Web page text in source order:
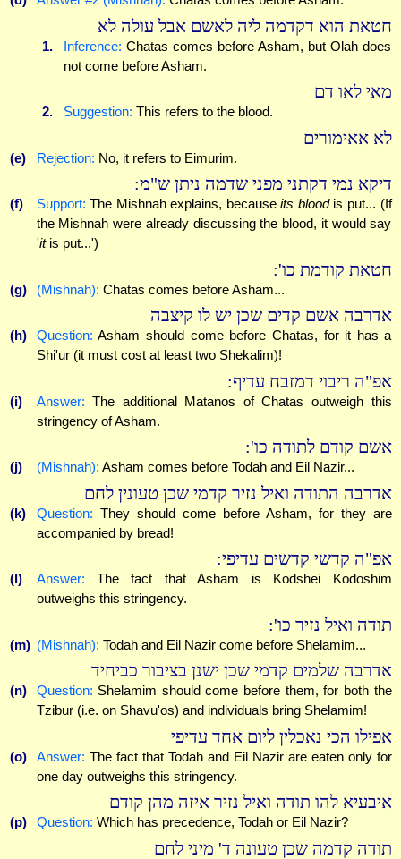
חטאת הוא דקדמה ליה לאשם אבל עולה לא
1. Inference: Chatas comes before Asham, but Olah does
not come before Asham.
מאי לאו דם
2. Suggestion: This refers to the blood.
לא אאימורים
(e) Rejection: No, it refers to Eimurim.
דיקא נמי דקתני מפני שדמה ניתן ש"מ:
(f) Support: The Mishnah explains, becauseits bloodis put... (If
the Mishnah were already discussing the blood, it would say
'itis put...')
חטאת קודמת כו':
(g) (Mishnah): Chatas comes before Asham...
אדרבה אשם קדים שכן יש לו קיצבה
(h) Question: Asham should come before Chatas, for it has a
Shi'ur (it must cost at least two Shekalim)!
אפ"ה ריבוי דמזבח עדיף:
(i) Answer: The additional Matanos of Chatas outweigh this
stringency of Asham.
אשם קודם לתודה כו':
(j) (Mishnah): Asham comes before Todah and Eil Nazir...
אדרבה התודה ואיל נזיר קדמי שכן טעונין לחם
(k) Question: They should come before Asham, for they are
accompanied by bread!
אפ"ה קדשי קדשים עדיפי:
(l) Answer: The fact that Asham is Kodshei Kodoshim
outweighs this stringency.
תודה ואיל נזיר כו':
(m) (Mishnah): Todah and Eil Nazir come before Shelamim...
אדרבה שלמים קדמי שכן ישנן בציבור כביחיד
(n) Question: Shelamim should come before them, for both the
Tzibur (i.e. on Shavu'os) and individuals bring Shelamim!
אפילו הכי נאכלין ליום אחד עדיפי
(o) Answer: The fact that Todah and Eil Nazir are eaten only for
one day outweighs this stringency.
איבעיא להו תודה ואיל נזיר איזה מהן קודם
(p) Question: Which has precedence, Todah or Eil Nazir?
תודה קדמה שכן טעונה ד' מיני לחם